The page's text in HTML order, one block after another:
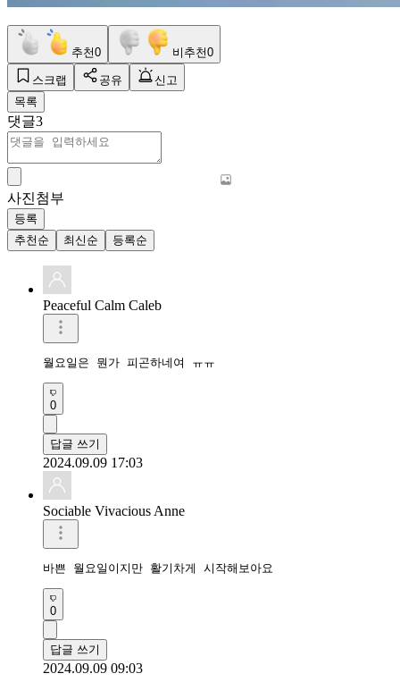
추천0 비추천0
스크랩 공유
신고
목록
댓글3
사진첨부
등록
추천순
최신순 등록순
Peaceful Calm Caleb
월요일은 뭔가 피곤하네여 ㅠㅠ
0
답글 쓰기
2024.09.09 17:03
Sociable Vivacious Anne
바쁜 월요일이지만 활기차게 시작해보아요
0
답글 쓰기
2024.09.09 09:03